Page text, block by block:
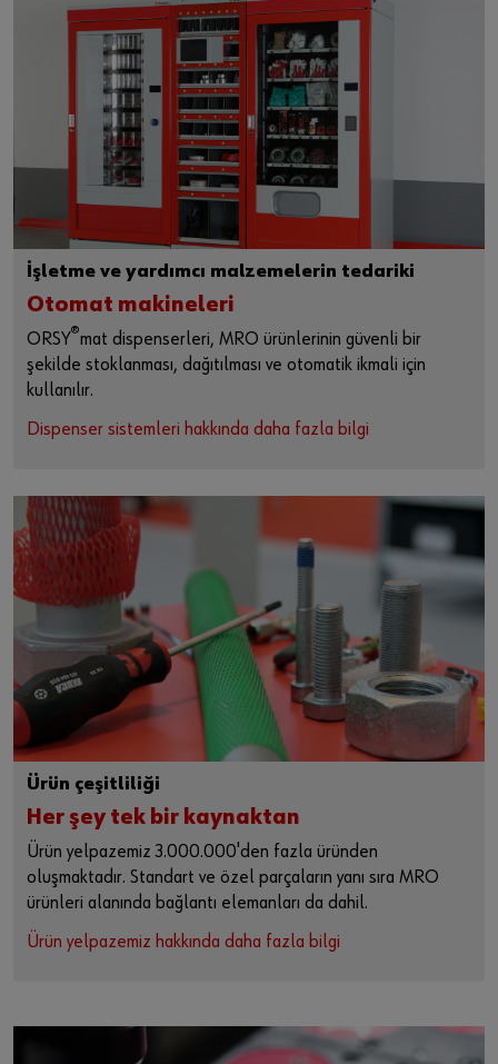
İşletme ve yardımcı malzemelerin tedariki
Otomat makineleri
ORSY®mat dispenserleri, MRO ürünlerinin güvenli bir
şekilde stoklanması, dağıtılması ve otomatik ikmali için
kullanılır.
Dispenser sistemleri hakkında daha fazla bilgi
Ürün çeşitliliği
Her şey tek bir kaynaktan
Ürün yelpazemiz 3.000.000'den fazla üründen
oluşmaktadır. Standart ve özel parçaların yanı sıra MRO
ürünleri alanında bağlantı elemanları da dahil.
Ürün yelpazemiz hakkında daha fazla bilgi